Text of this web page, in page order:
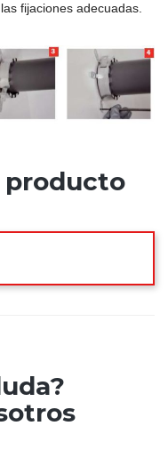
fijaciones adecuadas.
producto